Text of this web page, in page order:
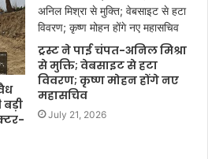
बड़ी
ट्रस्ट ने पाई चंपत-अनिल मिश्रा
से मुक्ति; वेबसाइट से हटा
विवरण; कृष्ण मोहन होंगे नए
महासचिव
July 21, 2026